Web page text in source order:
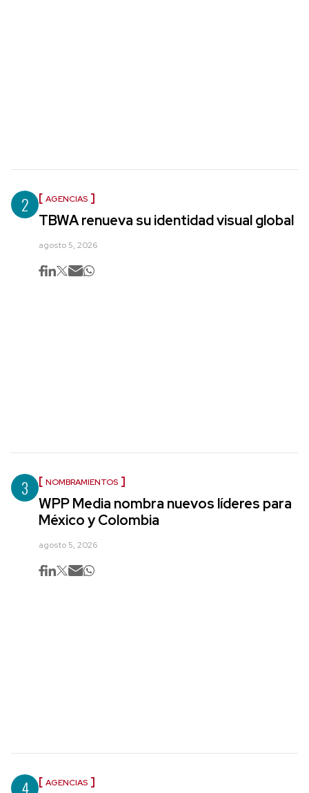
2 AGENCIAS
TBWA renueva su identidad visual global
agosto 5, 2026
3 NOMBRAMIENTOS
WPP Media nombra nuevos líderes para
México y Colombia
agosto 5, 2026
4 AGENCIAS